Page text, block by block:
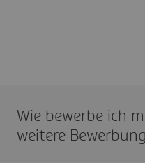
Wie bewerbe ich
weitere